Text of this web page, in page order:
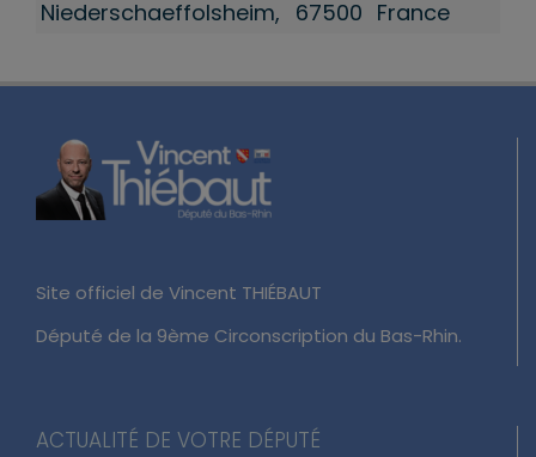
Niederschaeffolsheim, 67500 France
Site officiel de Vincent THIÉBAUT
Député de la 9ème Circonscription du Bas-Rhin.
ACTUALITÉ DE VOTRE DÉPUTÉ